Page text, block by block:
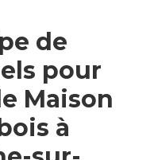
de
pour
Maison
à